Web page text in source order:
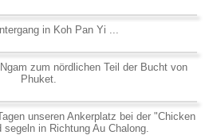
in Koh Pan Yi ...
zum nördlichen Teil der Bucht von
Phuket.
unseren Ankerplatz bei der "Chicken
segeln in Richtung Au Chalong.